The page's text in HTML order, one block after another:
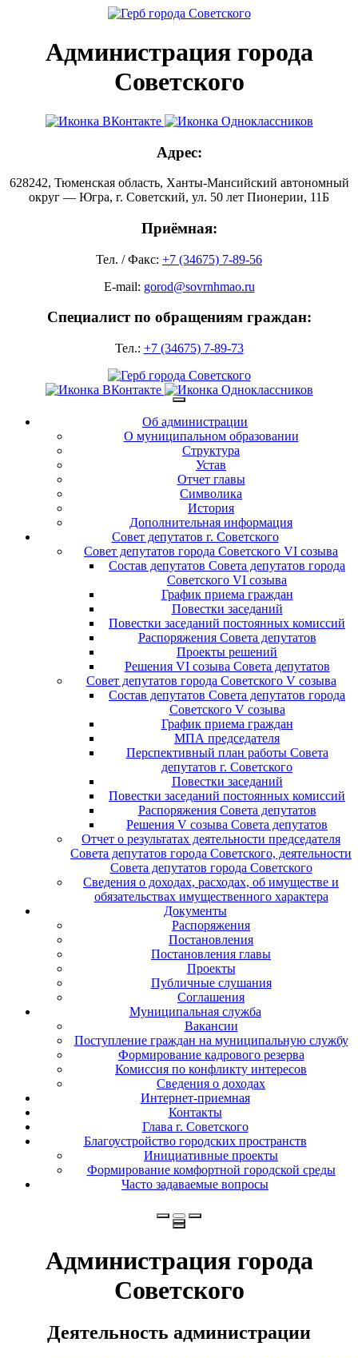
Администрация города
Советского
Адрес:
628242, Тюменская область, Ханты-Мансийский автономный
округ — Югра, г. Советский, ул. 50 лет Пионерии, 11Б
Приёмная:
Тел. / Факс: +7 (34675) 7-89-56
E-mail: gorod@sovrnhmao.ru
Специалист по обращениям граждан:
Тел.: +7 (34675) 7-89-73
Об администрации
О муниципальном образовании
Структура
Устав
Отчет главы
Символика
История
Дополнительная информация
Совет депутатов г. Советского
Совет депутатов города Советского VI созыва
Состав депутатов Совета депутатов города
Советского VI созыва
График приема граждан
Повестки заседаний
Повестки заседаний постоянных комиссий
Распоряжения Совета депутатов
Проекты решений
Решения VI созыва Совета депутатов
Совет депутатов города Советского V созыва
Состав депутатов Совета депутатов города
Советского V созыва
График приема граждан
МПА председателя
Перспективный план работы Совета
депутатов г. Советского
Повестки заседаний
Повестки заседаний постоянных комиссий
Распоряжения Совета депутатов
Решения V созыва Совета депутатов
Отчет о результатах деятельности председателя
Совета депутатов города Советского, деятельности
Совета депутатов города Советского
Сведения о доходах, расходах, об имуществе и
обязательствах имущественного характера
Документы
Распоряжения
Постановления
Постановления главы
Проекты
Публичные слушания
Соглашения
Муниципальная служба
Вакансии
Поступление граждан на муниципальную службу
Формирование кадрового резерва
Комиссия по конфликту интересов
Сведения о доходах
Интернет-приемная
Контакты
Глава г. Советского
Благоустройство городских пространств
Инициативные проекты
Формирование комфортной городской среды
Часто задаваемые вопросы
Администрация города
Советского
Деятельность администрации